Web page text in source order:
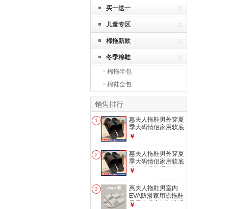
买一送一
儿童专区
棉拖新款
冬季棉鞋
棉拖半包
棉鞋全包
销售排行
1
惠夫人拖鞋男外穿夏
季大码情侣家用软底
浴室洗澡防滑凉拖女
款】黑金 42-43 (适
合41-42码穿)
￥
2
惠夫人拖鞋男外穿夏
季大码情侣家用软底
浴室洗澡防滑凉拖女
款】黑金 40-41 (适
合39-40码穿)
￥
3
惠夫人拖鞋男室内
EVA防滑家用凉拖鞋
男居家浴室拖鞋洗澡
￥